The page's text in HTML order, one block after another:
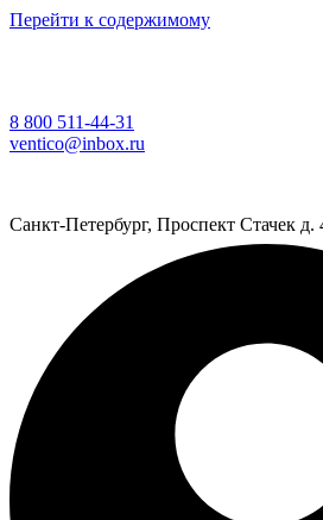
Перейти к содержимому
8 800 511-44-31
ventico@inbox.ru
Санкт-Петербург, Проспект Стачек